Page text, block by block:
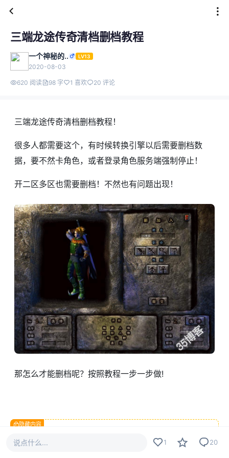
三端龙途传奇清档删档教程
一个神秘的.. LV13
2020-08-03
620 阅读 98 字 1 喜欢 20 评论
三端龙途传奇清档删档教程！
很多人都需要这个，有时候转换引擎以后需要删档数
据，要不然卡角色，或者登录角色服务端强制停止！
开二区多区也需要删档！不然也有问题出现！
那怎么才能删档呢？按照教程一步一步做!
隐藏内容
说点什么... 1 20